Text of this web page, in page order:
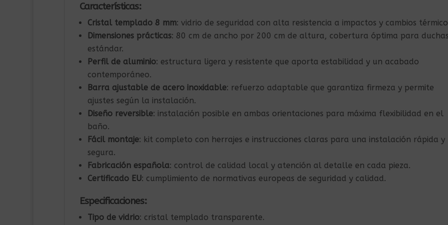
Características:
Cristal templado 8 mm: vidrio de seguridad con alta resistencia a impactos y cambios
Dimensiones prácticas: 80 cm de ancho por 200 cm de altura, cobertura óptima para
estándar.
Perfil de aluminio: estructura ligera y resistente que aporta estabilidad y un acabado
contemporáneo.
Barra ajustable de acero inoxidable: refuerzo adaptable que garantiza firmeza y permite
ajustes según la instalación.
Diseño reversible: instalación posible en ambas orientaciones para máxima flexibilidad en el
baño.
Fácil montaje: kit completo con herrajes e instrucciones claras para una instalación rápida y
segura.
Fabricación española: control de calidad local y atención al detalle en cada pieza.
Certificado EU: cumplimiento de normativas europeas de seguridad y calidad.
Especificaciones:
Tipo de vidrio: cristal templado transparente.